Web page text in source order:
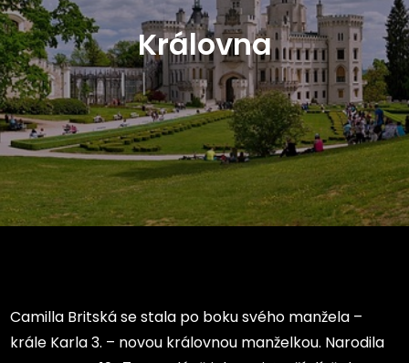
Královna
Camilla Britská se stala po boku svého manžela –
krále Karla 3. – novou královnou manželkou. Narodila